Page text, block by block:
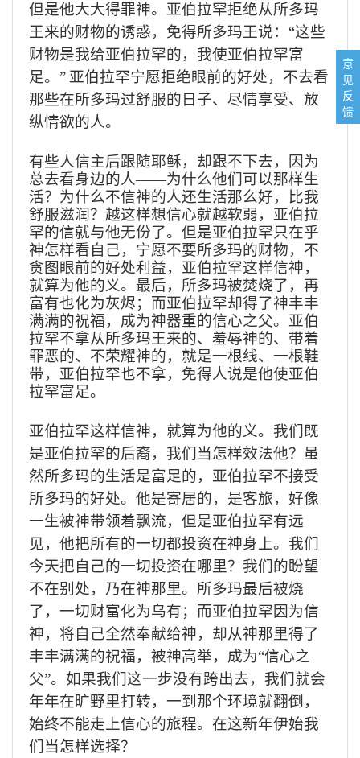
但是他大大得罪神。亚伯拉罕拒绝从所多玛
王来的财物的诱惑，免得所多玛王说：“这些
财物是我给亚伯拉罕的，我使亚伯拉罕富
足。” 亚伯拉罕宁愿拒绝眼前的好处，不去看
那些在所多玛过舒服的日子、尽情享受、放
纵情欲的人。
有些人信主后跟随耶稣，却跟不下去，因为
总去看身边的人——为什么他们可以那样生
活？为什么不信神的人还生活那么好，比我
舒服滋润？越这样想信心就越软弱，亚伯拉
罕的信就与他无份了。但是亚伯拉罕只在乎
神怎样看自己，宁愿不要所多玛的财物，不
贪图眼前的好处利益，亚伯拉罕这样信神，
就算为他的义。最后，所多玛被焚烧了，再
富有也化为灰烬；而亚伯拉罕却得了神丰丰
满满的祝福，成为神器重的信心之父。亚伯
拉罕不拿从所多玛王来的、羞辱神的、带着
罪恶的、不荣耀神的，就是一根线、一根鞋
带，亚伯拉罕也不拿，免得人说是他使亚伯
拉罕富足。
亚伯拉罕这样信神，就算为他的义。我们既
是亚伯拉罕的后裔，我们当怎样效法他？虽
然所多玛的生活是富足的，亚伯拉罕不接受
所多玛的好处。他是寄居的，是客旅，好像
一生被神带领着飘流，但是亚伯拉罕有远
见，他把所有的一切都投资在神身上。我们
今天把自己的一切投资在哪里？我们的盼望
不在别处，乃在神那里。所多玛最后被烧
了，一切财富化为乌有；而亚伯拉罕因为信
神，将自己全然奉献给神，却从神那里得了
丰丰满满的祝福，被神高举，成为“信心之
父”。如果我们这一步没有跨出去，我们就会
年年在旷野里打转，一到那个环境就翻倒，
始终不能走上信心的旅程。在这新年伊始我
们当怎样选择？
意
见
反
馈